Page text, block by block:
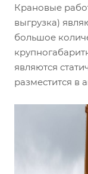
Крановые
выгрузка)
большое
являются
разместится в